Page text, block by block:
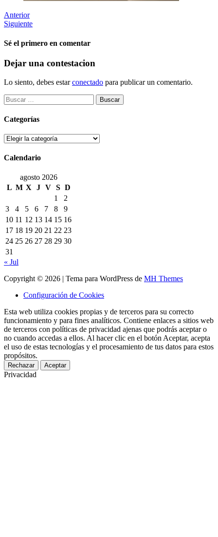
Anterior
Siguiente
Sé el primero en comentar
Dejar una contestacion
Lo siento, debes estarconectado para publicar un comentario.
Buscar:
Categorías
Categorías
Calendario
agosto 2026
L M X J V S D
1
2
3
4 5 6 7 8
9
10 11 12 13 14 15 16
17 18 19 20 21 22 23
24 25 26 27 28 29 30
31
« Jul
Copyright © 2026 | Tema para WordPress de MH Themes
Configuración de Cookies
Esta web utiliza cookies propias y de terceros para su correcto
funcionamiento y para fines analíticos. Contiene enlaces a sitios web
de terceros con políticas de privacidad ajenas que podrás aceptar o
no cuando accedas a ellos. Al hacer clic en el botón Aceptar, acepta
el uso de estas tecnologías y el procesamiento de tus datos para estos
propósitos.
Rechazar Aceptar
Privacidad